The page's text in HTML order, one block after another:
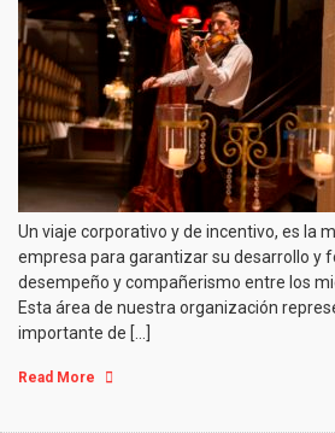
Un viaje corporativo y de incentivo, es la
empresa para garantizar su desarrollo y
desempeño y compañerismo entre los
Esta área de nuestra organización
importante de […]
Read More